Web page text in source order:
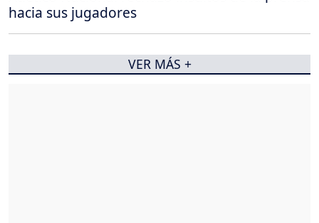
hacia sus jugadores
VER MÁS +